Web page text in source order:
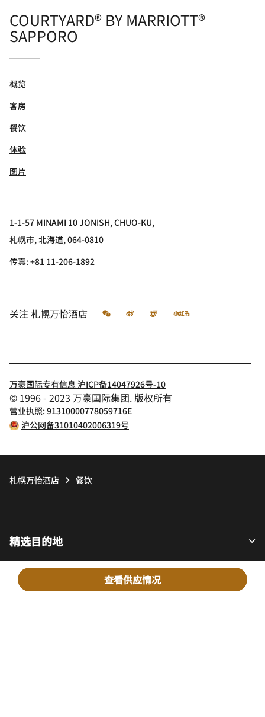
查看供应情况
COURTYARD® BY MARRIOTT®
SAPPORO
概览
客房
餐饮
体验
图片
1-1-57 MINAMI 10 JONISH, CHUO-KU,
札幌市, 北海道, 064-0810
传真:+81 11-206-1892
关注札幌万怡酒店 微信 微博 飞猪 小红书
万豪国际专有信息 沪ICP备14047926号-10
© 1996 - 2023 万豪国际集团. 版权所有
营业执照: 91310000778059716E
沪公网备31010402006319号
札幌万怡酒店 餐饮
精选目的地
宾客适用